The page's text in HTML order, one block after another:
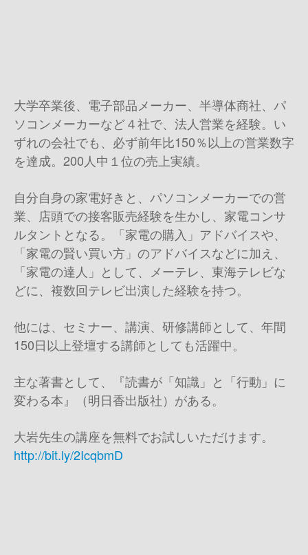
大学卒業後、電子部品メーカー、半導体商社、パ
ソコンメーカーなど４社で、法人営業を経験。い
ずれの会社でも、必ず前年比150％以上の営業数字
を達成。200人中１位の売上実績。
自分自身の家電好きと、パソコンメーカーでの営
業、店頭での接客販売経験を生かし、家電コンサ
ルタントとなる。「家電の購入」アドバイスや、
「家電の賢い買い方」のアドバイスなどに加え、
「家電の達人」として、メーテレ、東海テレビな
どに、複数回テレビ出演した経験を持つ。
他には、セミナー、講演、研修講師として、年間
150日以上登壇する講師としても活躍中。
主な著書として、『読書が「知識」と「行動」に
変わる本』（明日香出版社）がある。
大岩先生の講座を無料でお試しいただけます。
http://bit.ly/2IcqbmD